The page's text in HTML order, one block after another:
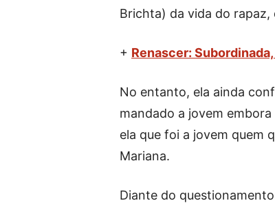
Brichta) da vida do rapaz,
+ Renascer:
No entanto, ela ainda
mandado a jovem
ela que foi a jovem quem
Mariana.
Diante do